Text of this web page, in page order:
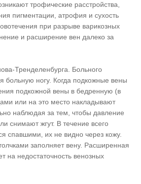
трофические расстройства,
пигментации, атрофия и сухость
при разрыве варикозных
и расширение вен далеко за
Тренделенбурга. Больного
больную ногу. Когда подкожные вены
подкожной вены в бедренную (в
или на это место накладывают
наблюдая за тем, чтобы давление
снимают жгут. В течение всего
спавшими, их не видно через кожу.
заполняет вену. Расширенная
на недостаточность венозных